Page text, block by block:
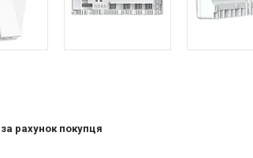
за рахунок покупця